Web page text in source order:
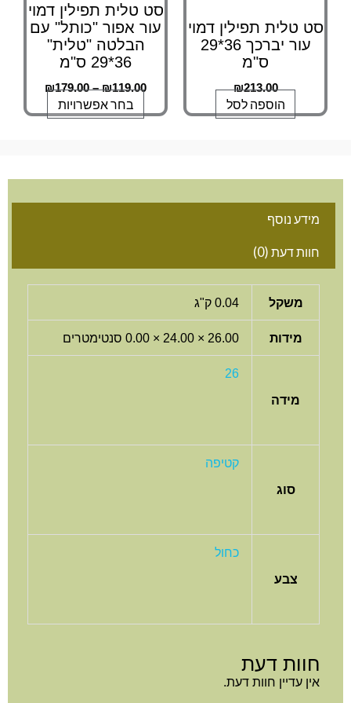
סט טלית תפילין דמוי
עור יברכך 36*29
ס"מ
₪213.00
הוספה לסל
סט טלית תפילין דמוי
עור אפור "כותל" עם
הבלטה "טלית"
36*29 ס"מ
₪119.00
–
₪179.00
בחר אפשרויות
בעמוד
המוצר
מידע נוסף
חוות דעת (0)
משקל 0.04 ק"ג
מידות 26.00 × 24.00 × 0.00 סנטימטרים
מידה
26
סוג
קטיפה
צבע
כחול
חוות דעת
אין עדיין חוות דעת.